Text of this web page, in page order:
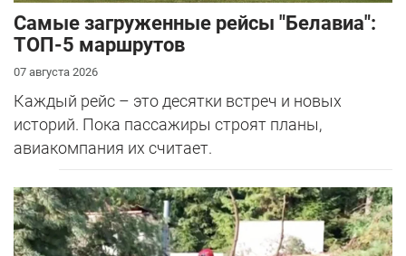
Самые загруженные рейсы "Белавиа":
ТОП-5 маршрутов
07 августа 2026
Каждый рейс – это десятки встреч и новых
историй. Пока пассажиры строят планы,
авиакомпания их считает.